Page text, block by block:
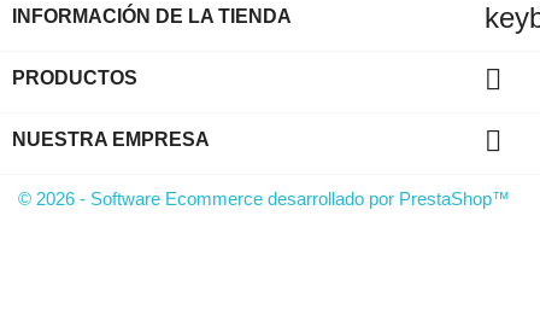
INFORMACIÓN DE LA TIENDA
PRODUCTOS 
NUESTRA EMPRESA 
© 2026 - Software Ecommerce desarrollado por PrestaShop™